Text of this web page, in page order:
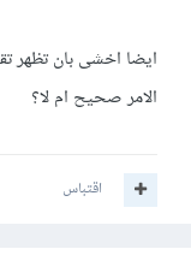
ايضا اخشى بان تظهر
الامر صحيح ام لا؟
اقتباس